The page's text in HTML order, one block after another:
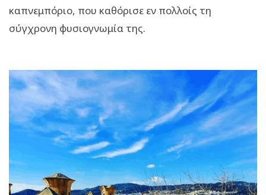
καπνεμπόριο, που καθόρισε εν πολλοίς τη
σύγχρονη φυσιογνωμία της.